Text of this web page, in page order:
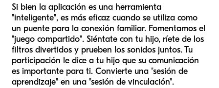
Si bien la aplicación es una herramienta
"inteligente", es más eficaz cuando se utiliza como
un puente para la conexión familiar. Fomentamos el
"juego compartido". Siéntate con tu hijo, ríete de los
filtros divertidos y prueben los sonidos juntos. Tu
participación le dice a tu hijo que su comunicación
es importante para ti. Convierte una "sesión de
aprendizaje" en una "sesión de vinculación".